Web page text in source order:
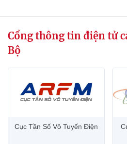
Trang chủ
Chức năng nhiệm vụ
Tin tức sự kiện
Hệ thống văn bản
Cổng thông tin điện tử
Bộ
Cục Tần Số Vô Tuyến Điện